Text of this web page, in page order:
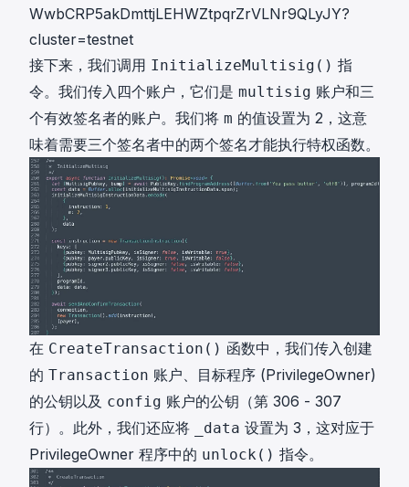
WwbCRP5akDmttjLEHWZtpqrZrVLNr9QLyJY?
cluster=testnet
接下来，我们调用 InitializeMultisig() 指
令。我们传入四个账户，它们是 multisig 账户和三
个有效签名者的账户。我们将 m 的值设置为 2，这意
味着需要三个签名者中的两个签名才能执行特权函数。
在 CreateTransaction() 函数中，我们传入创建
的 Transaction 账户、目标程序 (PrivilegeOwner)
的公钥以及 config 账户的公钥（第 306 - 307
行）。此外，我们还应将
_data 设置为 3，这对应于
PrivilegeOwner 程序中的 unlock() 指令。